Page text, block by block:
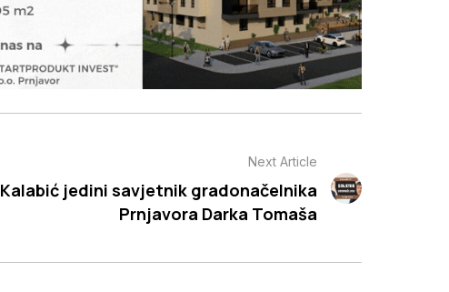
Next Article
Kalabić jedini savjetnik gradonačelnika
Prnjavora Darka Tomaša